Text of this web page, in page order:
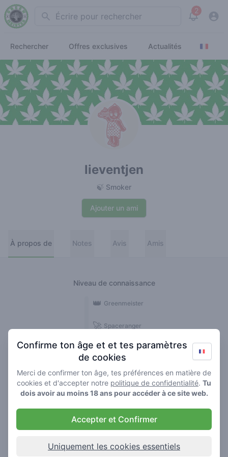
Search 2
View
Rechercher Offres exclusives Actualités
lieventjen
🍃 Smoker
Ajouter un ami
À propos de Notes Avis Amis
Niveau de connaissance
🍃 Smoker
🌱 Roller
🥦 Stoner
🚀 Spaceranger
👑 Greenmeister
Confirme ton âge et et tes paramètres
de cookies
Merci de confirmer ton âge, tes préférences en matière de
cookies et d'accepter notre politique de confidentialité. Tu
dois avoir au moins 18 ans pour accéder à ce site web.
Accepter et Confirmer
Uniquement les cookies essentiels